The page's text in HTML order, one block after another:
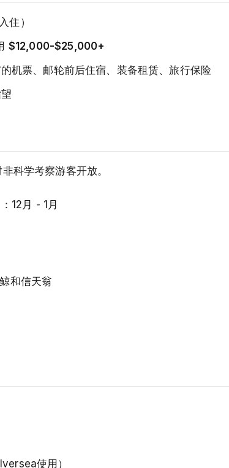
住）
$12,000-$25,000+
机票、邮轮前后住宿、装备租赁、旅行保险
非科学考察游客开放。
：12月 - 1月
和信天翁
使用）